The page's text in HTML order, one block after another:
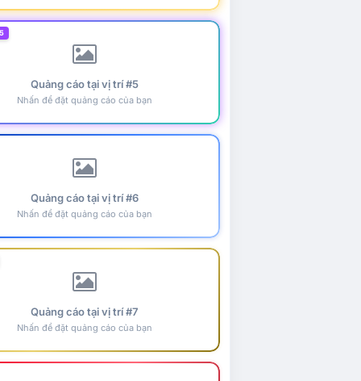
Quảng cáo tại vị trí #5
Nhấn để đặt quảng cáo của bạn
Quảng cáo tại vị trí #6
Nhấn để đặt quảng cáo của bạn
Quảng cáo tại vị trí #7
Nhấn để đặt quảng cáo của bạn